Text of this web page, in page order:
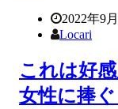
2022年9
Locari
これは好
女性に捧